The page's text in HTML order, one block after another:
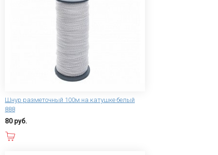
Шнур разметочный 100м на катушке белый
888
80 руб.